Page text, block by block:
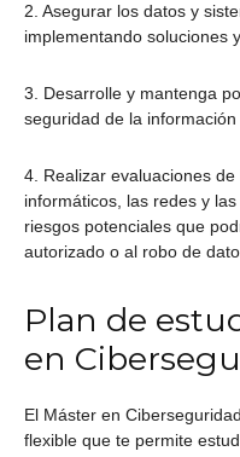
2. Asegurar los datos y
implementando soluciones
3. Desarrolle y mantenga
seguridad de la
4. Realizar evaluaciones
informáticos, las redes y
riesgos potenciales que
autorizado o al robo de
Plan de
en
El Máster en
flexible que te permite